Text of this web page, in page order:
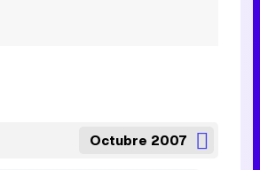
Octubre 2007